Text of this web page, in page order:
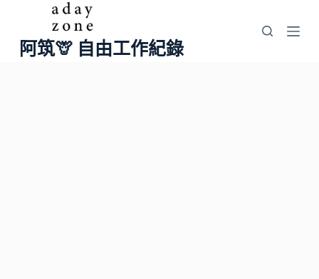
主阿筑🦒 自由工作紀錄